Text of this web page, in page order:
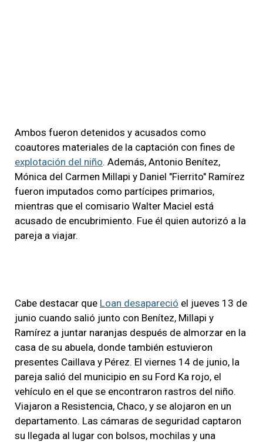
Ambos fueron detenidos y acusados como
coautores materiales de la captación con fines de
explotación del niño. Además, Antonio Benítez,
Mónica del Carmen Millapi y Daniel "Fierrito" Ramírez
fueron imputados como partícipes primarios,
mientras que el comisario Walter Maciel está
acusado de encubrimiento. Fue él quien autorizó a la
pareja a viajar.
Cabe destacar que Loan desapareció el jueves 13 de
junio cuando salió junto con Benítez, Millapi y
Ramírez a juntar naranjas después de almorzar en la
casa de su abuela, donde también estuvieron
presentes Caillava y Pérez. El viernes 14 de junio, la
pareja salió del municipio en su Ford Ka rojo, el
vehículo en el que se encontraron rastros del niño.
Viajaron a Resistencia, Chaco, y se alojaron en un
departamento. Las cámaras de seguridad captaron
su llegada al lugar con bolsos, mochilas y una